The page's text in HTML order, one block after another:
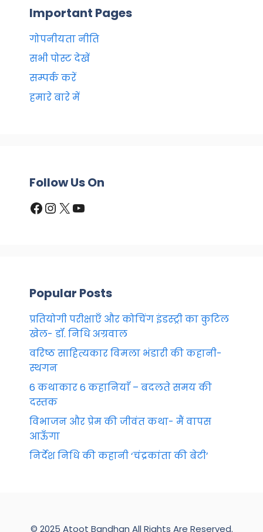
Important Pages
गोपनीयता नीति
सभी पोस्ट देखें
सम्पर्क करें
हमारे बारे में
Follow Us On
Facebook
Instagram
X YouTube
Popular Posts
प्रतियोगी परीक्षाएँ और कोचिंग इंडस्ट्री का कुटिल
खेल- डॉ. निधि अग्रवाल
वरिष्ठ साहित्यकार विमला भंडारी की कहानी-
स्थगन
6 कथाकार 6 कहानियाँ – बदलते समय की
दस्तक
विभाजन और प्रेम की जीवंत कथा- मैं वापस
आऊँगा
निर्देश निधि की कहानी ‘चंद्रकांता की बेटी’
© 2025 Atoot Bandhan All Rights Are Reserved.